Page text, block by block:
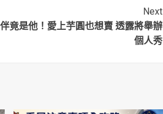
Next
竟是他！愛上芋圓也想賣 透露將舉辦
個人秀